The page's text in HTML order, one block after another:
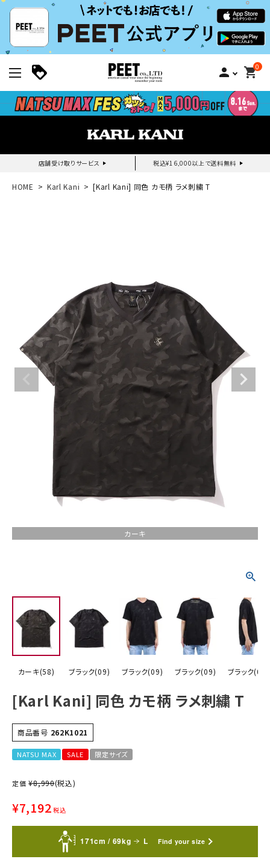
person 0
shopping_cart
店舗受け取りサービス 税込¥16,000以上で送料無料
新規会員登録｜ログイン
ブランドメニュー
カテゴリー
スタイリング
HOME Karl Kani [Karl Kani] 同色 カモ柄 ラメ刺繍 T
カーキ
カーキ(58) ブラック(09) ブラック(09) ブラック(09) ブラック(09)
[Karl Kani] 同色 カモ柄 ラメ刺繍 T
商品番号 262K1021
NATSU MAX SALE 限定サイズ
定価 ¥8,990(税込)
¥7,192 税込
171cm / 69kg L Find your size